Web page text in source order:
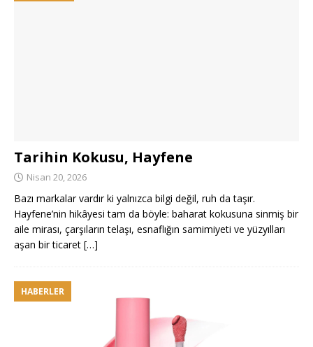
Tarihin Kokusu, Hayfene
Nisan 20, 2026
Bazı markalar vardır ki yalnızca bilgi değil, ruh da taşır.
Hayfene’nin hikâyesi tam da böyle: baharat kokusuna sinmiş bir
aile mirası, çarşıların telaşı, esnaflığın samimiyeti ve yüzyılları
aşan bir ticaret […]
HABERLER